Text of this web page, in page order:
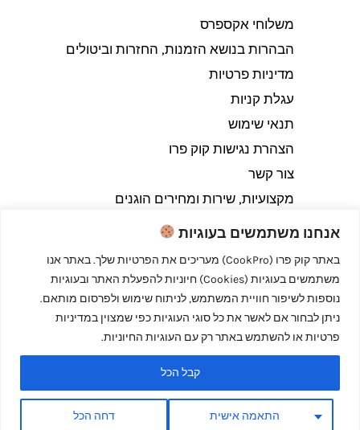
אנחנו משתמשים בעוגיות
באתר קוק פרו (CookPro) מעריכים את הפרטיות שלך. באתר אנו
משתמשים בעוגיות (Cookies) חיוניות להפעלת האתר ובעוגיות
נוספות לשיפור חוויית המשתמש, לניתוח שימוש ולפרסום מותאם.
ניתן לבחור אם לאשר את כל סוגי העוגיות כפי שמצוין במדיניות
פרטיות או להשתמש באתר רק עם העוגיות החיוניות.
התאמה אישית דחה הכל
קבל הכל
משלוחי אקספרס
הבהרות בנושא הזמנות, החזרות וביטולים​
מדיניות פרטיות
עגלת קניות
תנאי שימוש
הצהרת נגישות קוק פרו
צור קשר
מקצועיות, שירות ומחירים הוגנים
Copyright © 2026 קוק פרו - לבשל כמו מקצוענים
Powered by קוק פרו - לבשל כמו מקצוענים